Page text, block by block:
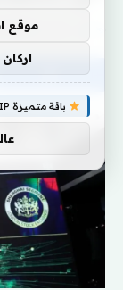
بواسطةموقع
باقة متميزة VIP (كود: AA86842):